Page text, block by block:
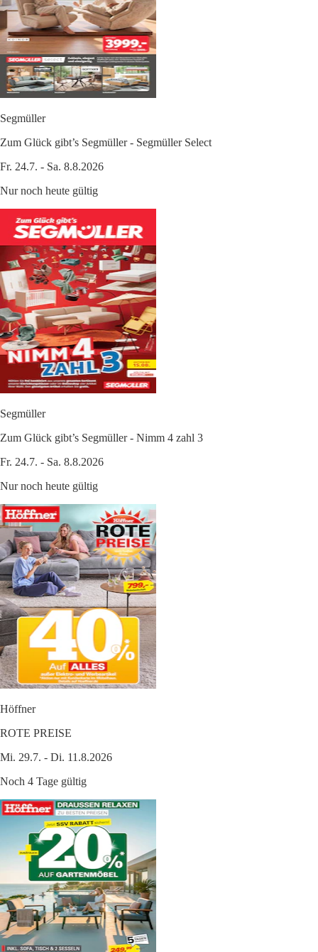
Segmüller
Zum Glück gibt’s Segmüller - Segmüller Select
Fr. 24.7. - Sa. 8.8.2026
Nur noch heute gültig
Segmüller
Zum Glück gibt’s Segmüller - Nimm 4 zahl 3
Fr. 24.7. - Sa. 8.8.2026
Nur noch heute gültig
Höffner
ROTE PREISE
Mi. 29.7. - Di. 11.8.2026
Noch 4 Tage gültig